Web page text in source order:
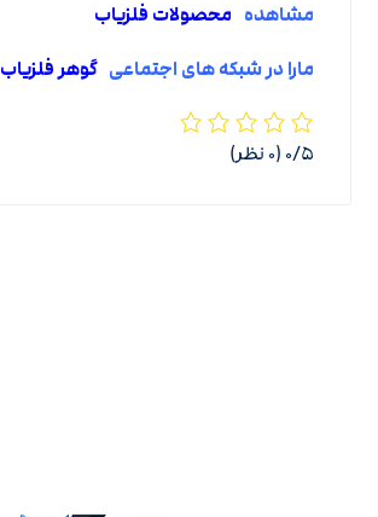
مشاهده محصولات فلزیاب
مارا در شبکه های اجتماعیگوهر فلزیاب
‫۰/۵ ‫(۰ نظر)